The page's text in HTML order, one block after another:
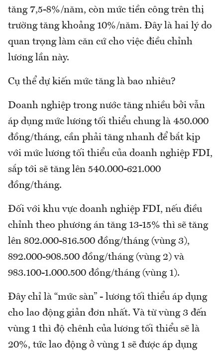
tăng 7,5-8%/năm, còn mức tiền công trên thị
trường tăng khoảng 10%/năm. Đây là hai lý do
quan trọng làm căn cứ cho việc điều chỉnh
lương lần này.
Cụ thể dự kiến mức tăng là bao nhiêu?
Doanh nghiệp trong nước tăng nhiều bởi vẫn
áp dụng mức lương tối thiểu chung là 450.000
đồng/tháng, cần phải tăng nhanh để bắt kịp
với mức lương tối thiểu của doanh nghiệp FDI,
sắp tới sẽ tăng lên 540.000-621.000
đồng/tháng.
Đối với khu vực doanh nghiệp FDI, nếu điều
chỉnh theo phương án tăng 13-15% thì sẽ tăng
lên 802.000-816.500 đồng/tháng (vùng 3),
892.000-908.500 đồng/tháng (vùng 2) và
983.100-1.000.500 đồng/tháng (vùng 1).
Đây chỉ là “mức sàn” - lương tối thiểu áp dụng
cho lao động giản đơn nhất. Và từ vùng 3 đến
vùng 1 thì độ chênh của lương tối thiểu sẽ là
20%, tức lao động ở vùng 1 sẽ được áp dụng